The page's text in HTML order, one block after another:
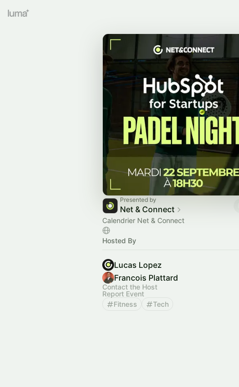
Presented by
Net & Connect
Calendrier Net & Connect
Hosted By
Lucas Lopez
Francois Plattard
Contact the Host
Report Event
Fitness
Tech